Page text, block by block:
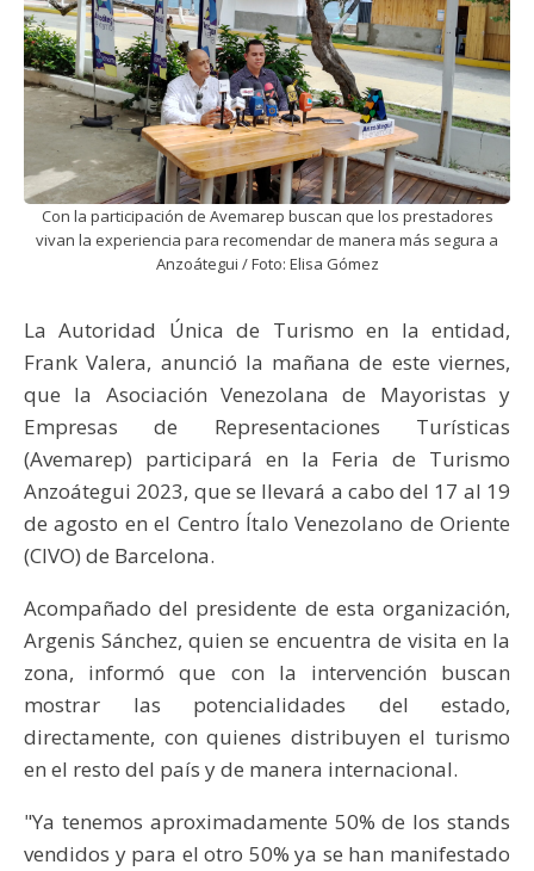
Con la participación de Avemarep buscan que los prestadores
vivan la experiencia para recomendar de manera más segura a
Anzoátegui / Foto: Elisa Gómez
La Autoridad Única de Turismo en la entidad,
Frank Valera, anunció la mañana de este viernes,
que la Asociación Venezolana de Mayoristas y
Empresas de Representaciones Turísticas
(Avemarep) participará en la Feria de Turismo
Anzoátegui 2023, que se llevará a cabo del 17 al 19
de agosto en el Centro Ítalo Venezolano de Oriente
(CIVO) de Barcelona.
Acompañado del presidente de esta organización,
Argenis Sánchez, quien se encuentra de visita en la
zona, informó que con la intervención buscan
mostrar las potencialidades del estado,
directamente, con quienes distribuyen el turismo
en el resto del país y de manera internacional.
"Ya tenemos aproximadamente 50% de los stands
vendidos y para el otro 50% ya se han manifestado